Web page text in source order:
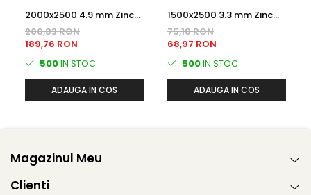
2000x2500 4.9 mm Zinc
PANOU BORDURAT
206,83 RON
189,76 RON
500IN STOC
ADAUGA IN COS
1500x2500 3.3 mm Zinc
PANOU BORDURAT
75,18 RON
68,97 RON
500IN STOC
ADAUGA IN COS
Magazinul Meu
Clienti